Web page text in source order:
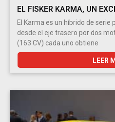
EL FISKER KARMA, UN
El Karma es un híbrido de
desde el eje trasero por dos
(163 CV) cada uno obtiene
LEER